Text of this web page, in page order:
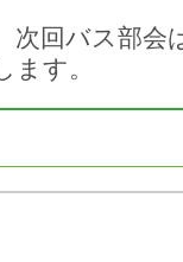
次回バス部会
ます。